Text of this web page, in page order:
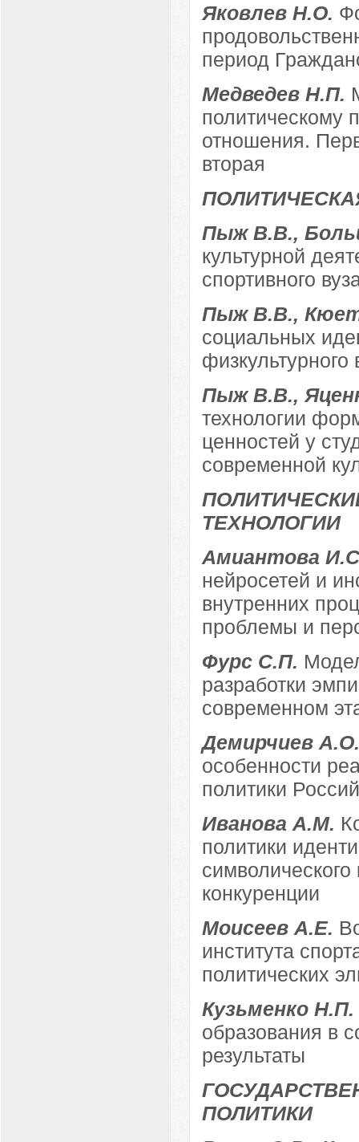
Яковлев Н.О.
период
Медведев Н.П.
политическому
отношения.
вторая
Пыж В.В.,
культурной
спортивного
Пыж В.В.,
социальных
физкультурного
Пыж В.В.,
технологии
ценностей у
современной
ТЕХНОЛОГИИ
Амиантова
нейросетей и
внутренних
проблемы и
Фурс С.П.
разработки
современном
Демирчиев
особенности
политики
Иванова А.М.
политики
конкуренции
Моисеев А.Е.
института
политических
Кузьменко Н.П.
образования в
результаты
ПОЛИТИКИ